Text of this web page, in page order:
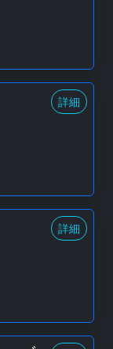
詳細
詳細